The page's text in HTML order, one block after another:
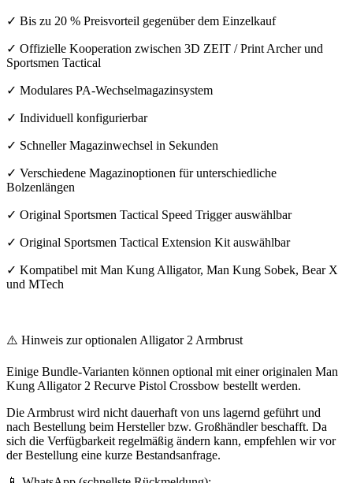
✓ Bis zu 20 % Preisvorteil gegenüber dem Einzelkauf
✓ Offizielle Kooperation zwischen 3D ZEIT / Print Archer und
Sportsmen Tactical
✓ Modulares PA-Wechselmagazinsystem
✓ Individuell konfigurierbar
✓ Schneller Magazinwechsel in Sekunden
✓ Verschiedene Magazinoptionen für unterschiedliche
Bolzenlängen
✓ Original Sportsmen Tactical Speed Trigger auswählbar
✓ Original Sportsmen Tactical Extension Kit auswählbar
✓ Kompatibel mit Man Kung Alligator, Man Kung Sobek, Bear X
und MTech
⚠️ Hinweis zur optionalen Alligator 2 Armbrust
Einige Bundle-Varianten können optional mit einer originalen Man
Kung Alligator 2 Recurve Pistol Crossbow bestellt werden.
Die Armbrust wird nicht dauerhaft von uns lagernd geführt und
nach Bestellung beim Hersteller bzw. Großhändler beschafft. Da
sich die Verfügbarkeit regelmäßig ändern kann, empfehlen wir vor
der Bestellung eine kurze Bestandsanfrage.